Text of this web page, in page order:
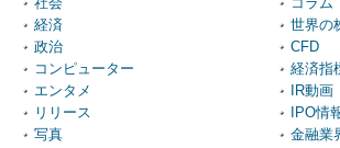
経済
政治
コンピューター
エンタメ
リリース
写真
世界の
CFD
経済指
IR動画
IPO情
金融業